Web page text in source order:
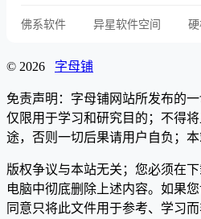
佛系软件 异星软件空间
© 2026 字母铺
免责声明：字母铺网站所发布的
仅限用于学习和研究目的；不得
途，否则一切后果请用户自负；
版权争议与本站无关；您必须在
电脑中彻底删除上述内容。如果
同意只将此文件用于参考、学习而